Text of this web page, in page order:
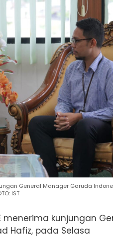
General Manager Garuda
IST
menerima kunjungan
Hafiz, pada Selasa